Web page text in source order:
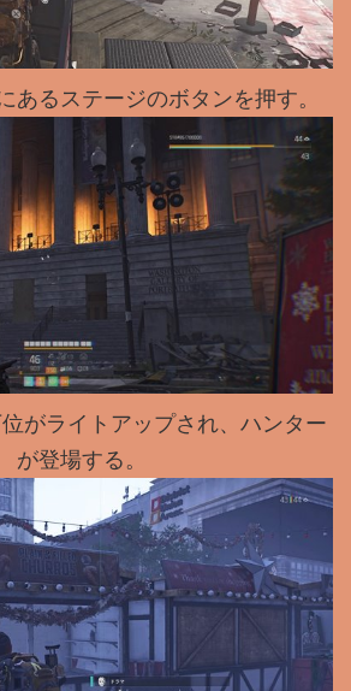
あるステージのボタンを押す。
がライトアップされ、ハンター
が登場する。